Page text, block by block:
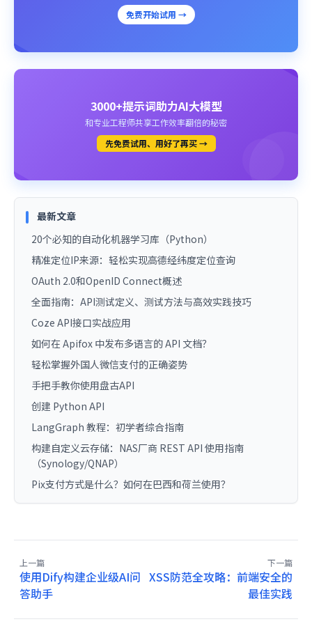
免费开始试用 →
3000+提示词助力AI大模型
和专业工程师共享工作效率翻倍的秘密
先免费试用、用好了再买 →
最新文章
20个必知的自动化机器学习库（Python）
精准定位IP来源：轻松实现高德经纬度定位查询
OAuth 2.0和OpenID Connect概述
全面指南：API测试定义、测试方法与高效实践技巧
Coze API接口实战应用
如何在 Apifox 中发布多语言的 API 文档？
轻松掌握外国人微信支付的正确姿势
手把手教你使用盘古API
创建 Python API
LangGraph 教程：初学者综合指南
构建自定义云存储：NAS厂商 REST API 使用指南
（Synology/QNAP）
Pix支付方式是什么？如何在巴西和荷兰使用？
上一篇
使用Dify构建企业级AI问
答助手
下一篇
XSS防范全攻略：前端安全的
最佳实践